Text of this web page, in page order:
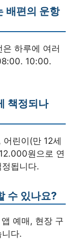
배편의 운항
하루에 여러
10:00.
책정되나
린이(만 12세
원으로 연
됩니다.
수 있나요?
예매, 현장 구
다.